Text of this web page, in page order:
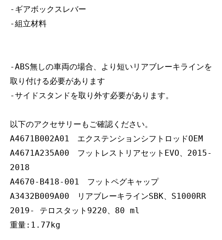
-ギアボックスレバー
-組立材料
-ABS無しの車両の場合、より短いリアブレーキラインを
取り付ける必要があります
-サイドスタンドを取り外す必要があります。
以下のアクセサリーもご確認ください。
A4671B002A01 エクステンションシフトロッドOEM
A4671A235A00 フットレストリアセットEVO、2015-
2018
A4670-B418-001 フットペグキャップ
A3432B009A00 リアブレーキラインSBK、S1000RR
2019- テロスタット9220、80 ml
重量:1.77kg